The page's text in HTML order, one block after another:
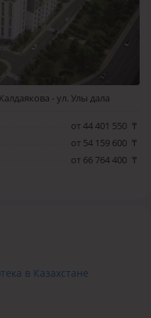
- ул. Улы дала
от 44 401 550 ₸
от 54 159 600 ₸
от 66 764 400 ₸
в Казахстане